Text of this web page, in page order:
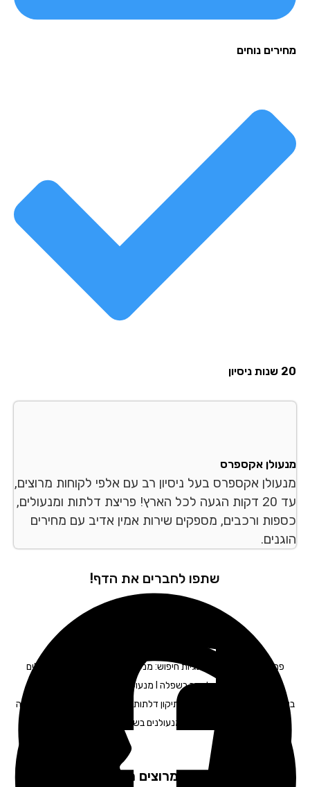
נוחים
אקספרס
אקספרס בעל ניסיון רב עם אלפי לקוחות מרוצים,
עד 20 דקות הגעה לכל הארץ! פריצת דלתות ומנעולים,
ורכבים, מספקים שירות אמין אדיב עם מחירים
שתפו לחברים את הדף!
לקוחות מרוצים ממליצים